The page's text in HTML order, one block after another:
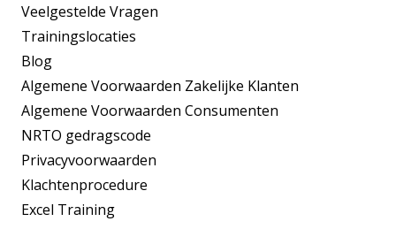
Veelgestelde Vragen
Trainingslocaties
Blog
Algemene Voorwaarden Zakelijke Klanten
Algemene Voorwaarden Consumenten
NRTO gedragscode
Privacyvoorwaarden
Klachtenprocedure
Excel Training